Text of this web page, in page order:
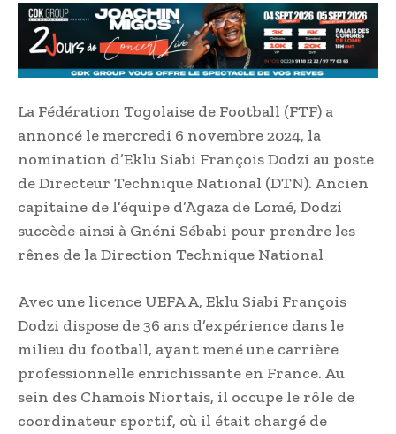
La Fédération Togolaise de Football (FTF) a
annoncé le mercredi 6 novembre 2024, la
nomination d’Eklu Siabi François Dodzi au poste
de Directeur Technique National (DTN). Ancien
capitaine de l’équipe d’Agaza de Lomé, Dodzi
succède ainsi à Gnéni Sébabi pour prendre les
rênes de la Direction Technique National
Avec une licence UEFA A, Eklu Siabi François
Dodzi dispose de 36 ans d’expérience dans le
milieu du football, ayant mené une carrière
professionnelle enrichissante en France. Au
sein des Chamois Niortais, il occupe le rôle de
coordinateur sportif, où il était chargé de